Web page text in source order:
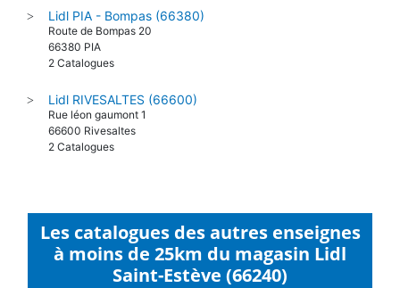
> Lidl PIA - Bompas (66380)
Route de Bompas 20
66380 PIA
2 Catalogues
> Lidl RIVESALTES (66600)
Rue léon gaumont 1
66600 Rivesaltes
2 Catalogues
Les catalogues des autres enseignes
à moins de 25km du magasin Lidl
Saint-Estève (66240)